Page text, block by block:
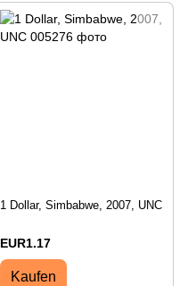
1 Dollar, Simbabwe, 2007, UNC
EUR1.17
Kaufen